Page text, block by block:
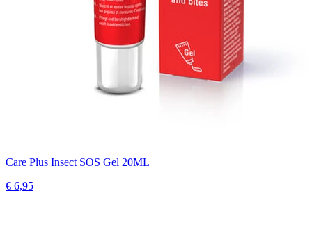
Care Plus Insect SOS Gel 20ML
€ 6,95